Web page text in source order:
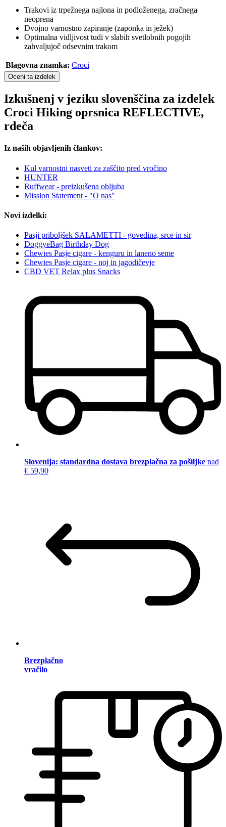
Trakovi iz trpežnega najlona in podloženega, zračnega
neoprena
Dvojno varnostno zapiranje (zaponka in ježek)
Optimalna vidljivost tudi v slabih svetlobnih pogojih
zahvaljujoč odsevnim trakom
Blagovna znamka: Croci
Oceni ta izdelek
Izkušnenj v jeziku slovenščina za izdelek
Croci Hiking oprsnica REFLECTIVE,
rdeča
Iz naših objavljenih člankov:
Kul varnostni nasveti za zaščito pred vročino
HUNTER
Ruffwear - preizkušena obljuba
Mission Statement - "O nas"
Novi izdelki:
Pasji priboljšek SALAMETTI - govedina, srce in sir
DoggyeBag Birthday Dog
Chewies Pasje cigare - kenguru in laneno seme
Chewies Pasje cigare - noj in jagodičevje
CBD VET Relax plus Snacks
Slovenija: standardna dostava brezplačna za pošiljke nad
€ 59,90
Brezplačno
vračilo